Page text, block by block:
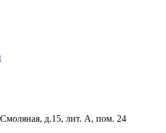
Смоляная, д.15, лит. А, пом. 24